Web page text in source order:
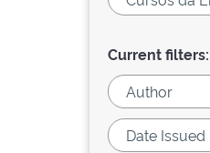
Current filters: